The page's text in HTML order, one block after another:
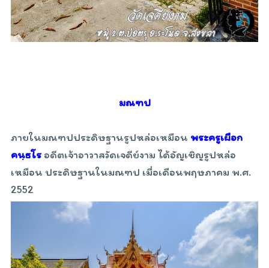
มณฑป
ภายในมณฑปประดิษฐานรูปหล่อเหมือน พระครูเผือก
คนฺธโรอดีตเจ้าอาวาสวัดเจดีย์งาม ได้อัญเชิญรูปหล่อ
เหมือน ประดิษฐานในมณฑป เมื่อเดือนพฤษภาคม พ.ศ.
2552